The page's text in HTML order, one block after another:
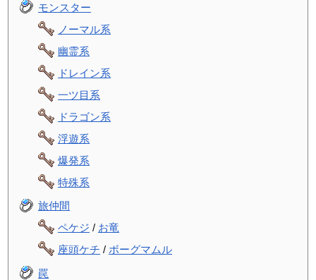
モンスター
ノーマル系
幽霊系
ドレイン系
一ツ目系
ドラゴン系
浮遊系
爆発系
特殊系
旅仲間
ペケジ / お竜
座頭ケチ / ボーグマムル
罠